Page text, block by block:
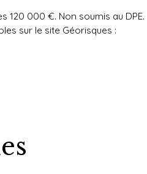
120 000 €. Non soumis au DPE.
sur le site Géorisques :